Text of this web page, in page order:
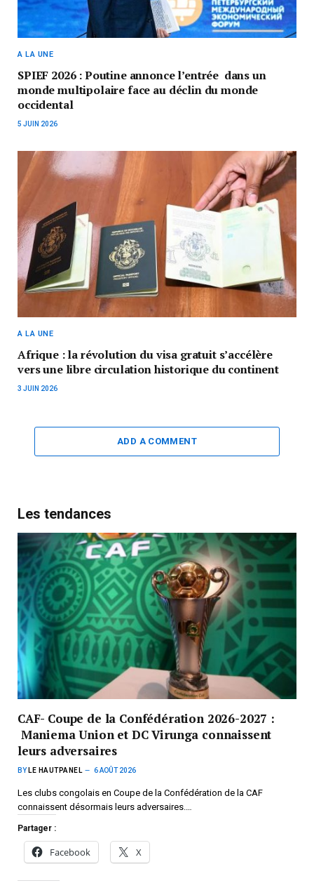
A LA UNE
SPIEF 2026 : Poutine annonce l’entrée dans un
monde multipolaire face au déclin du monde
occidental
5 JUIN 2026
A LA UNE
Afrique : la révolution du visa gratuit s’accélère
vers une libre circulation historique du continent
3 JUIN 2026
ADD A COMMENT
Les tendances
CAF- Coupe de la Confédération 2026-2027 :
Maniema Union et DC Virunga connaissent
leurs adversaires
BY LE HAUTPANEL 6 AOÛT 2026
Les clubs congolais en Coupe de la Confédération de la CAF
connaissent désormais leurs adversaires.…
Partager :
Facebook X